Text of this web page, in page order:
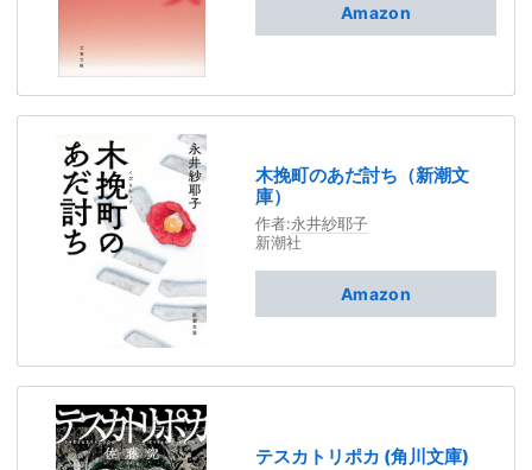
Amazon
木挽町のあだ討ち（新潮文
庫）
作者:永井紗耶子
新潮社
Amazon
テスカトリポカ (角川文庫)